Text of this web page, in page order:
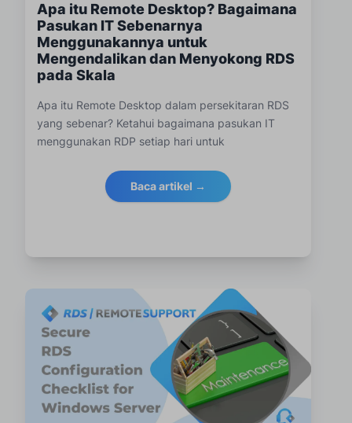
Apa itu Remote Desktop? Bagaimana
Pasukan IT Sebenarnya
Menggunakannya untuk
Mengendalikan dan Menyokong RDS
pada Skala
Apa itu Remote Desktop dalam persekitaran RDS
yang sebenar? Ketahui bagaimana pasukan IT
menggunakan RDP setiap hari untuk
Perkhidmatan Remote Desktop secara besar-
Baca artikel →